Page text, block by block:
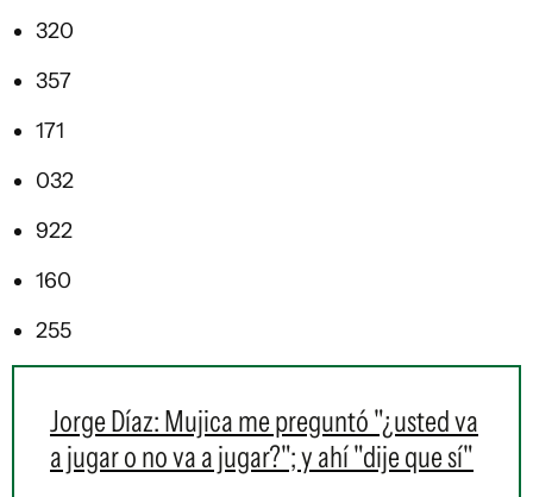
320
357
171
032
922
160
255
Jorge Díaz: Mujica me preguntó "¿usted va
a jugar o no va a jugar?"; y ahí "dije que sí"